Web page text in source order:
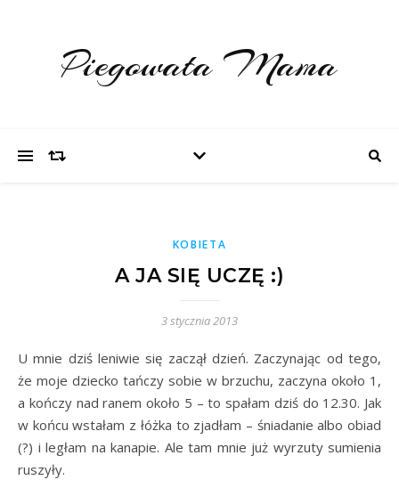
Piegowata Mama
KOBIETA
A JA SIĘ UCZĘ :)
3 stycznia 2013
U mnie dziś leniwie się zaczął dzień. Zaczynając od tego,
że moje dziecko tańczy sobie w brzuchu, zaczyna około 1,
a kończy nad ranem około 5 – to spałam dziś do 12.30. Jak
w końcu wstałam z łóżka to zjadłam – śniadanie albo obiad
(?) i ległam na kanapie. Ale tam mnie już wyrzuty sumienia
ruszyły.